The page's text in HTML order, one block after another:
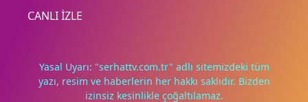
CANLI İZLE
Yasal Uyarı: "serhattv.com.tr" adlı sitemizdeki tüm
yazı, resim ve haberlerin her hakkı saklıdır. Bizden
izinsiz kesinlikle çoğaltılamaz.